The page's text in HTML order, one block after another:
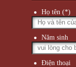
Họ tên (*)
Năm sinh
Điện thoại